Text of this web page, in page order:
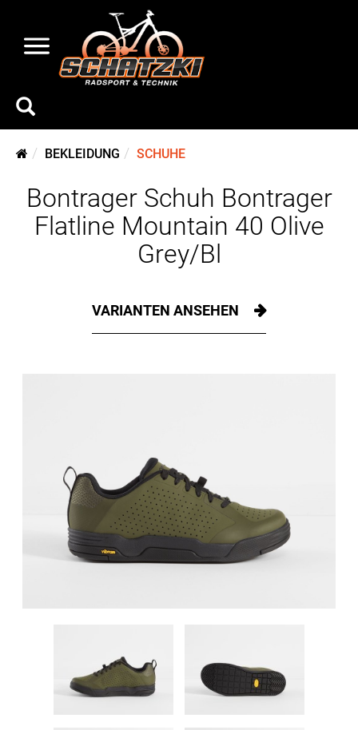
BEKLEIDUNG SCHUHE
Bontrager Schuh Bontrager
Flatline Mountain 40 Olive
Grey/Bl
VARIANTEN ANSEHEN